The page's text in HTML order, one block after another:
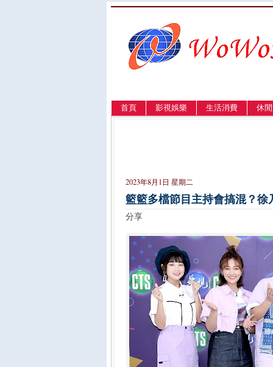
首頁 影視娛樂 生活消費 休
2023年8月1日 星期二
籃籃多檔節目主持會搞混？
分享